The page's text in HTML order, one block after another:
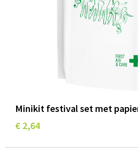
Minikit festival set met
€ 2,64